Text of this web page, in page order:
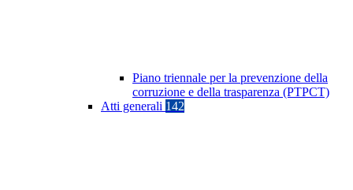
Piano triennale per la prevenzione della
corruzione e della trasparenza (PTPCT)
Atti generali 142